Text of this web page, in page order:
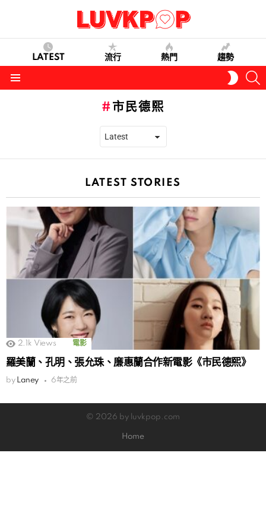
LATEST 流行 熱門 趨勢
SKIN
市民德熙
LATEST STORIES
2.1k Views 電影
羅美蘭、孔明、張允珠、廉惠蘭合作新電影《市民德熙》
by Laney 6年之前
© 2026 by luvkpop.com
Home